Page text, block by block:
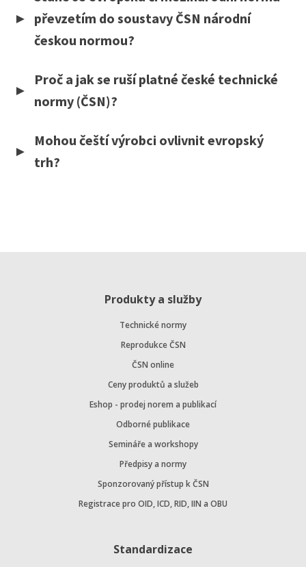
převzetím do soustavy ČSN národní
českou normou?
Proč a jak se ruší platné české technické
normy (ČSN)?
Mohou čeští výrobci ovlivnit evropský
trh?
Produkty a služby
Technické normy
Reprodukce ČSN
ČSN online
Ceny produktů a služeb
Eshop - prodej norem a publikací
Odborné publikace
Semináře a workshopy
Předpisy a normy
Sponzorovaný přístup k ČSN
Registrace pro OID, ICD, RID, IIN a OBU
Standardizace